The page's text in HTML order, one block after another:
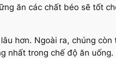
ăn các chất béo sẽ tốt
hơn. Ngoài ra, chúng còn
trong chế độ ăn